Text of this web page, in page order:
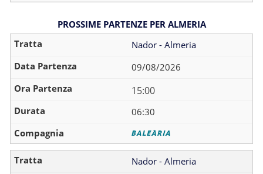
PROSSIME PARTENZE PER ALMERIA
Nador - Almeria
09/08/2026
15:00
06:30
Nador - Almeria